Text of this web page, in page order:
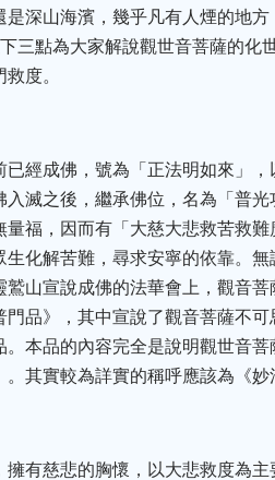
深山海濱，幾乎凡有人煙的地
三點為大家解說觀世音菩薩的化
度。
經成佛，號為「正法明如來」
滅之後，繼承佛位，名為「普
福，因而有「大慈大悲救苦救
化解苦難，尋求安寧的依靠。
山宣說成佛的法華會上，觀音
品》，其中宣說了觀音菩薩不可
本品的內容完全是說明觀世音
其實較為詳實的稱呼應該為《妙
有慈悲的胸懷，以大悲救度為